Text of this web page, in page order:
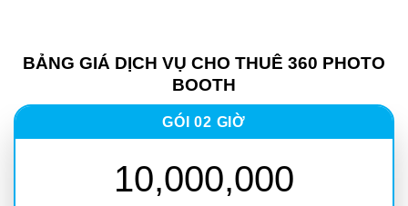
BẢNG GIÁ DỊCH VỤ CHO THUÊ 360 PHOTO
BOOTH
GÓI 02 GIỜ
10,000,000